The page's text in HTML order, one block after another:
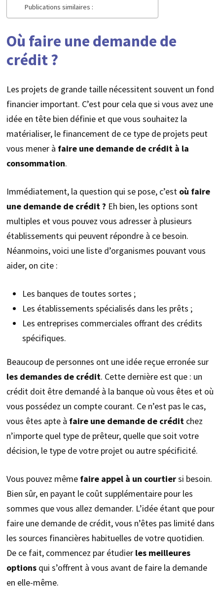
Publications similaires :
Où faire une demande de
crédit ?
Les projets de grande taille nécessitent souvent un fond
financier important. C’est pour cela que si vous avez une
idée en tête bien définie et que vous souhaitez la
matérialiser, le financement de ce type de projets peut
vous mener à faire une demande de crédit à la
consommation.
Immédiatement, la question qui se pose, c’est où faire
une demande de crédit ? Eh bien, les options sont
multiples et vous pouvez vous adresser à plusieurs
établissements qui peuvent répondre à ce besoin.
Néanmoins, voici une liste d’organismes pouvant vous
aider, on cite :
Les banques de toutes sortes ;
Les établissements spécialisés dans les prêts ;
Les entreprises commerciales offrant des crédits
spécifiques.
Beaucoup de personnes ont une idée reçue erronée sur
les demandes de crédit. Cette dernière est que : un
crédit doit être demandé à la banque où vous êtes et où
vous possédez un compte courant. Ce n’est pas le cas,
vous êtes apte à faire une demande de créditchez
n’importe quel type de prêteur, quelle que soit votre
décision, le type de votre projet ou autre spécificité.
Vous pouvez même faire appel à un courtiersi besoin.
Bien sûr, en payant le coût supplémentaire pour les
sommes que vous allez demander. L’idée étant que pour
faire une demande de crédit, vous n’êtes pas limité dans
les sources financières habituelles de votre quotidien.
De ce fait, commencez par étudier les meilleures
optionsqui s’offrent à vous avant de faire la demande
en elle-même.